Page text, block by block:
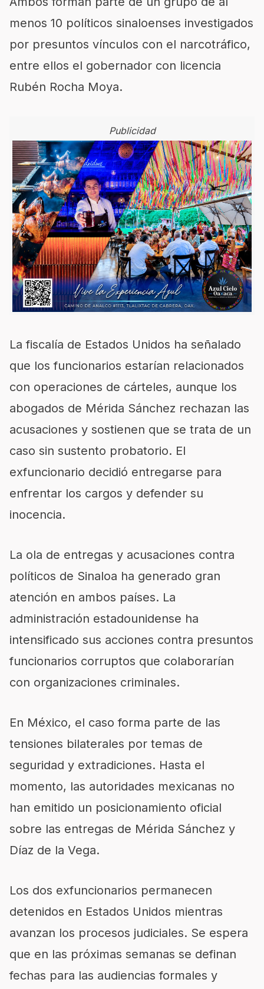
menos 10 políticos sinaloenses investigados
por presuntos vínculos con el narcotráfico,
entre ellos el gobernador con licencia
Rubén Rocha Moya.
Publicidad
La fiscalía de Estados Unidos ha señalado
que los funcionarios estarían relacionados
con operaciones de cárteles, aunque los
abogados de Mérida Sánchez rechazan las
acusaciones y sostienen que se trata de un
caso sin sustento probatorio. El
exfuncionario decidió entregarse para
enfrentar los cargos y defender su
inocencia.
La ola de entregas y acusaciones contra
políticos de Sinaloa ha generado gran
atención en ambos países. La
administración estadounidense ha
intensificado sus acciones contra presuntos
funcionarios corruptos que colaborarían
con organizaciones criminales.
En México, el caso forma parte de las
tensiones bilaterales por temas de
seguridad y extradiciones. Hasta el
momento, las autoridades mexicanas no
han emitido un posicionamiento oficial
sobre las entregas de Mérida Sánchez y
Díaz de la Vega.
Los dos exfuncionarios permanecen
detenidos en Estados Unidos mientras
avanzan los procesos judiciales. Se espera
que en las próximas semanas se definan
fechas para las audiencias formales y